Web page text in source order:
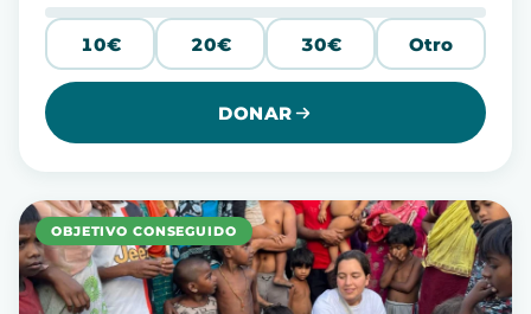
10€ 20€ 30€ Otro
DONAR
OBJETIVO CONSEGUIDO